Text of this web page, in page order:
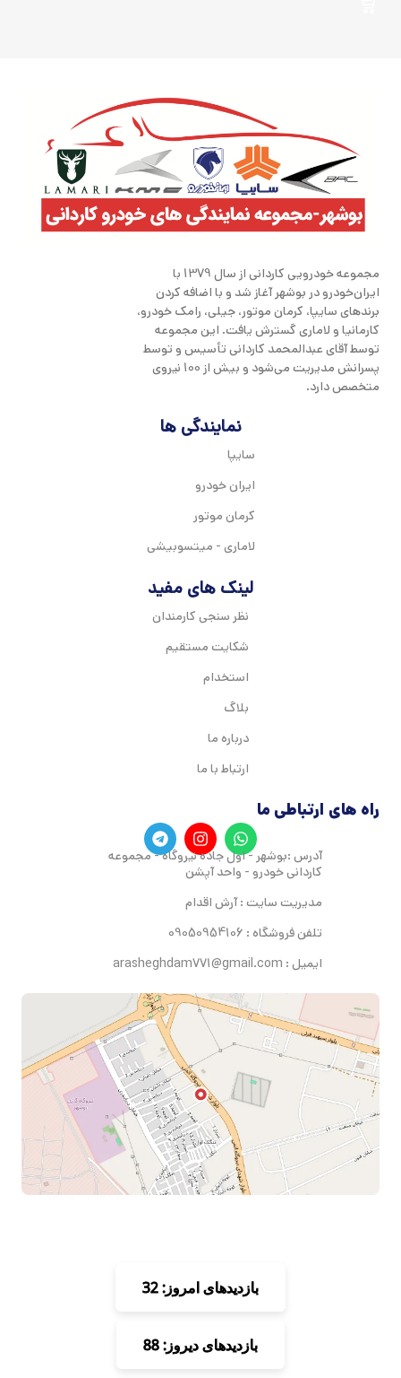
مجموعه خودرویی کاردانی از سال 1379 با
ایران‌خودرو در بوشهر آغاز شد و با اضافه کردن
برندهای سایپا، کرمان موتور، جیلی، رامک خودرو،
کارمانیا و لاماری گسترش یافت. این مجموعه
توسط آقای عبدالمحمد کاردانی تأسیس و توسط
پسرانش مدیریت می‌شود و بیش از 100 نیروی
متخصص دارد.
نمایندگی ها
سایپا
ایران خودرو
کرمان موتور
لاماری - میتسوبیشی
لینک های مفید
نظر سنجی کارمندان
شکایت مستقیم
استخدام
بلاگ
درباره ما
ارتباط با ما
راه های ارتباطی ما
آدرس :بوشهر - اول جاده نیروگاه - مجموعه
کاردانی خودرو - واحد آپشن
مدیریت سایت : آرش اقدام
تلفن فروشگاه : 09050954106
ایمیل : arasheghdam771@gmail.com
بازدیدهای امروز: 32
بازدیدهای دیروز: 88